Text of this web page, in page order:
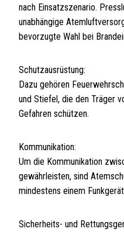
nach Einsatzszenario.
unabhängige
bevorzugte Wahl bei
Schutzausrüstung:
Dazu gehören
und Stiefel, die den Träger
Gefahren schützen.
Kommunikation:
Um die Kommunikation
gewährleisten, sind
mindestens einem
Sicherheits- und